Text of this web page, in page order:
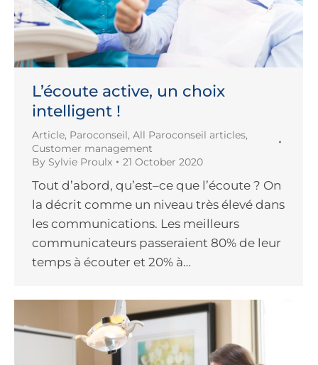
L’écoute active, un choix
intelligent !
Article, Paroconseil, All Paroconseil articles,
Customer management
By Sylvie Proulx 21 October 2020
Tout d’abord, qu’est–ce que l’écoute ? On
la décrit comme un niveau très élevé dans
les communications. Les meilleurs
communicateurs passeraient 80% de leur
temps à écouter et 20% à…